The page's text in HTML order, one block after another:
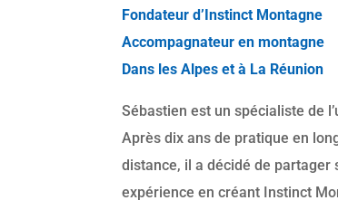
Fondateur d’Instinct Montagne
Accompagnateur en montagne
Dans les Alpes et à La Réunion
Sébastien est un spécialiste de
Après dix ans de pratique en
distance, il a décidé de partager
expérience en créant Instinct